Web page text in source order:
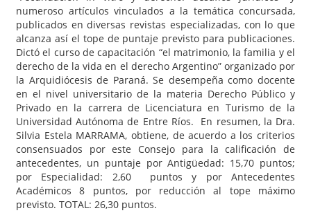
numeroso artículos vinculados a la temática concursada,
publicados en diversas revistas especializadas, con lo que
alcanza así el tope de puntaje previsto para publicaciones.
Dictó el curso de capacitación “el matrimonio, la familia y el
derecho de la vida en el derecho Argentino” organizado por
la Arquidiócesis de Paraná. Se desempeña como docente
en el nivel universitario de la materia Derecho Público y
Privado en la carrera de Licenciatura en Turismo de la
Universidad Autónoma de Entre Ríos. En resumen, la Dra.
Silvia Estela MARRAMA, obtiene, de acuerdo a los criterios
consensuados por este Consejo para la calificación de
antecedentes, un puntaje por Antigüedad: 15,70 puntos;
por Especialidad: 2,60 puntos y por Antecedentes
Académicos 8 puntos, por reducción al tope máximo
previsto. TOTAL: 26,30 puntos.